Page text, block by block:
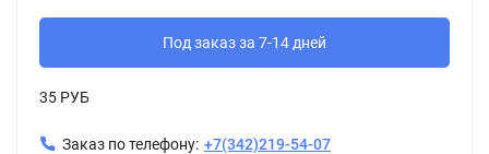
Под заказ за 7-14 дней
35 РУБ
Заказ по телефону: +7(342)219-54-07